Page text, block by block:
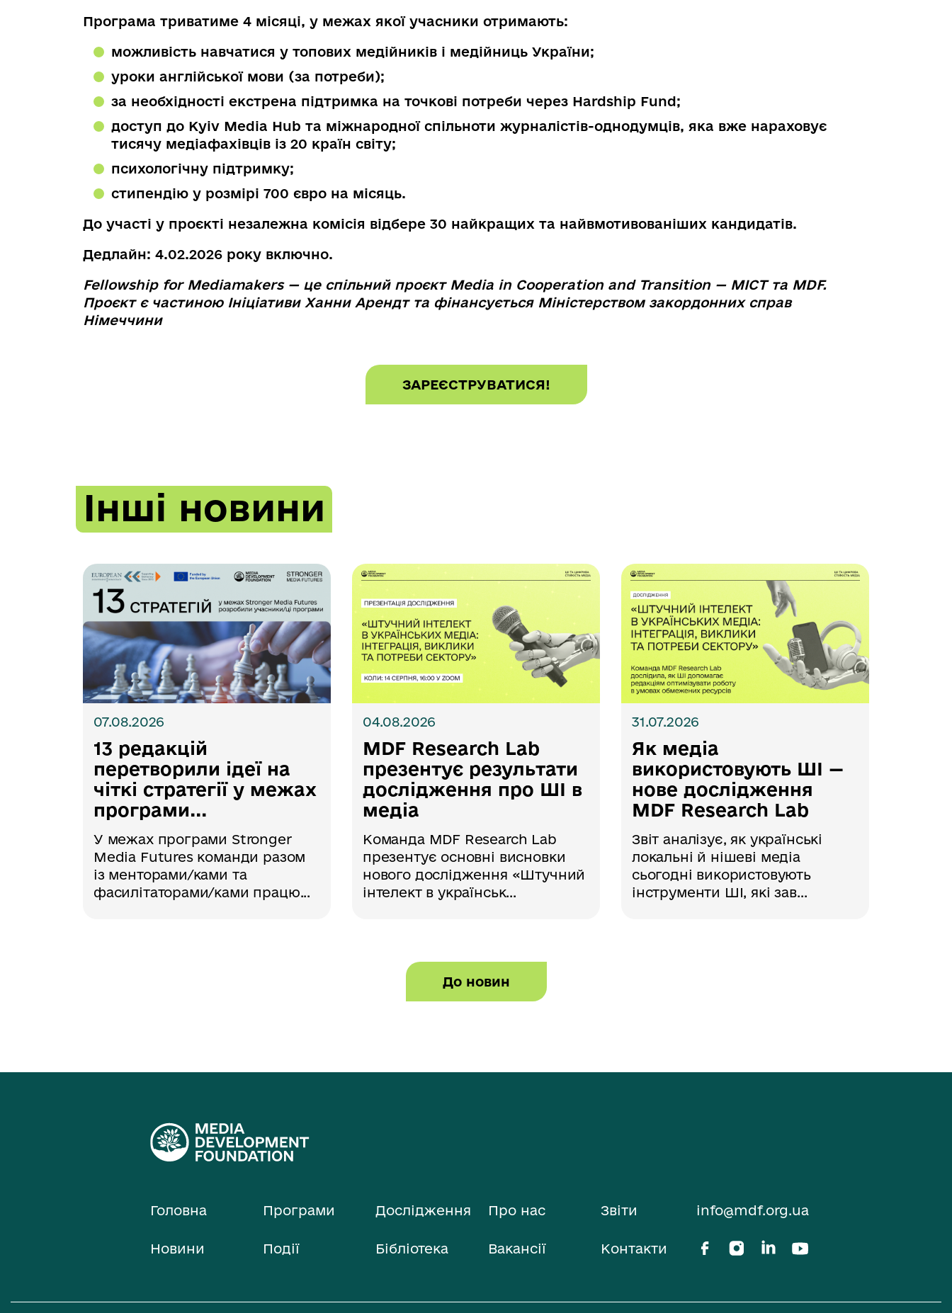
Програма триватиме 4 місяці, у межах якої учасники отримають:
можливість навчатися у топових медійників і медійниць України;
уроки англійської мови (за потреби);
за необхідності екстрена підтримка на точкові потреби через Hardship Fund;
доступ до Kyiv Media Hub та міжнародної спільноти журналістів-однодумців, яка вже нараховує
тисячу медіафахівців із 20 країн світу;
психологічну підтримку;
стипендію у розмірі 700 євро на місяць.
До участі у проєкті незалежна комісія відбере 30 найкращих та найвмотивованіших кандидатів.
Дедлайн: 4.02.2026 року включно.
Fellowship for Mediamakers — це спільний проєкт Media in Cooperation and Transition — MICT та MDF.
Проєкт є частиною Ініціативи Ханни Арендт та фінансується Міністерством закордонних справ
Німеччини
ЗАРЕЄСТРУВАТИСЯ!
Інші новини
07.08.2026
13 редакцій
перетворили ідеї на
чіткі стратегії у межах
програми...
У межах програми Stronger
Media Futures команди разом
із менторами/ками та
фасилітаторами/ками працю...
04.08.2026
MDF Research Lab
презентує результати
дослідження про ШІ в
медіа
Команда MDF Research Lab
презентує основні висновки
нового дослідження «Штучний
інтелект в українськ...
31.07.2026
Як медіа
використовують ШІ —
нове дослідження
MDF Research Lab
Звіт аналізує, як українські
локальні й нішеві медіа
сьогодні використовують
інструменти ШІ, які зав...
До новин
Головна
Новини
Програми
Події
Дослідження
Бібліотека
Про нас
Вакансії
Звіти
Контакти
info@mdf.org.ua